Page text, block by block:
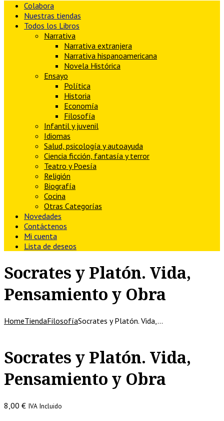
Colabora
Nuestras tiendas
Todos los Libros
Narrativa
Narrativa extranjera
Narrativa hispanoamericana
Novela Histórica
Ensayo
Política
Historia
Economía
Filosofía
Infantil y juvenil
Idiomas
Salud, psicología y autoayuda
Ciencia ficción, fantasía y terror
Teatro y Poesía
Religión
Biografía
Cocina
Otras Categorías
Novedades
Contáctenos
Mi cuenta
Lista de deseos
Socrates y Platón. Vida,
Pensamiento y Obra
HomeTiendaFilosofíaSocrates y Platón. Vida,…
Socrates y Platón. Vida,
Pensamiento y Obra
8,00 € IVA Incluido